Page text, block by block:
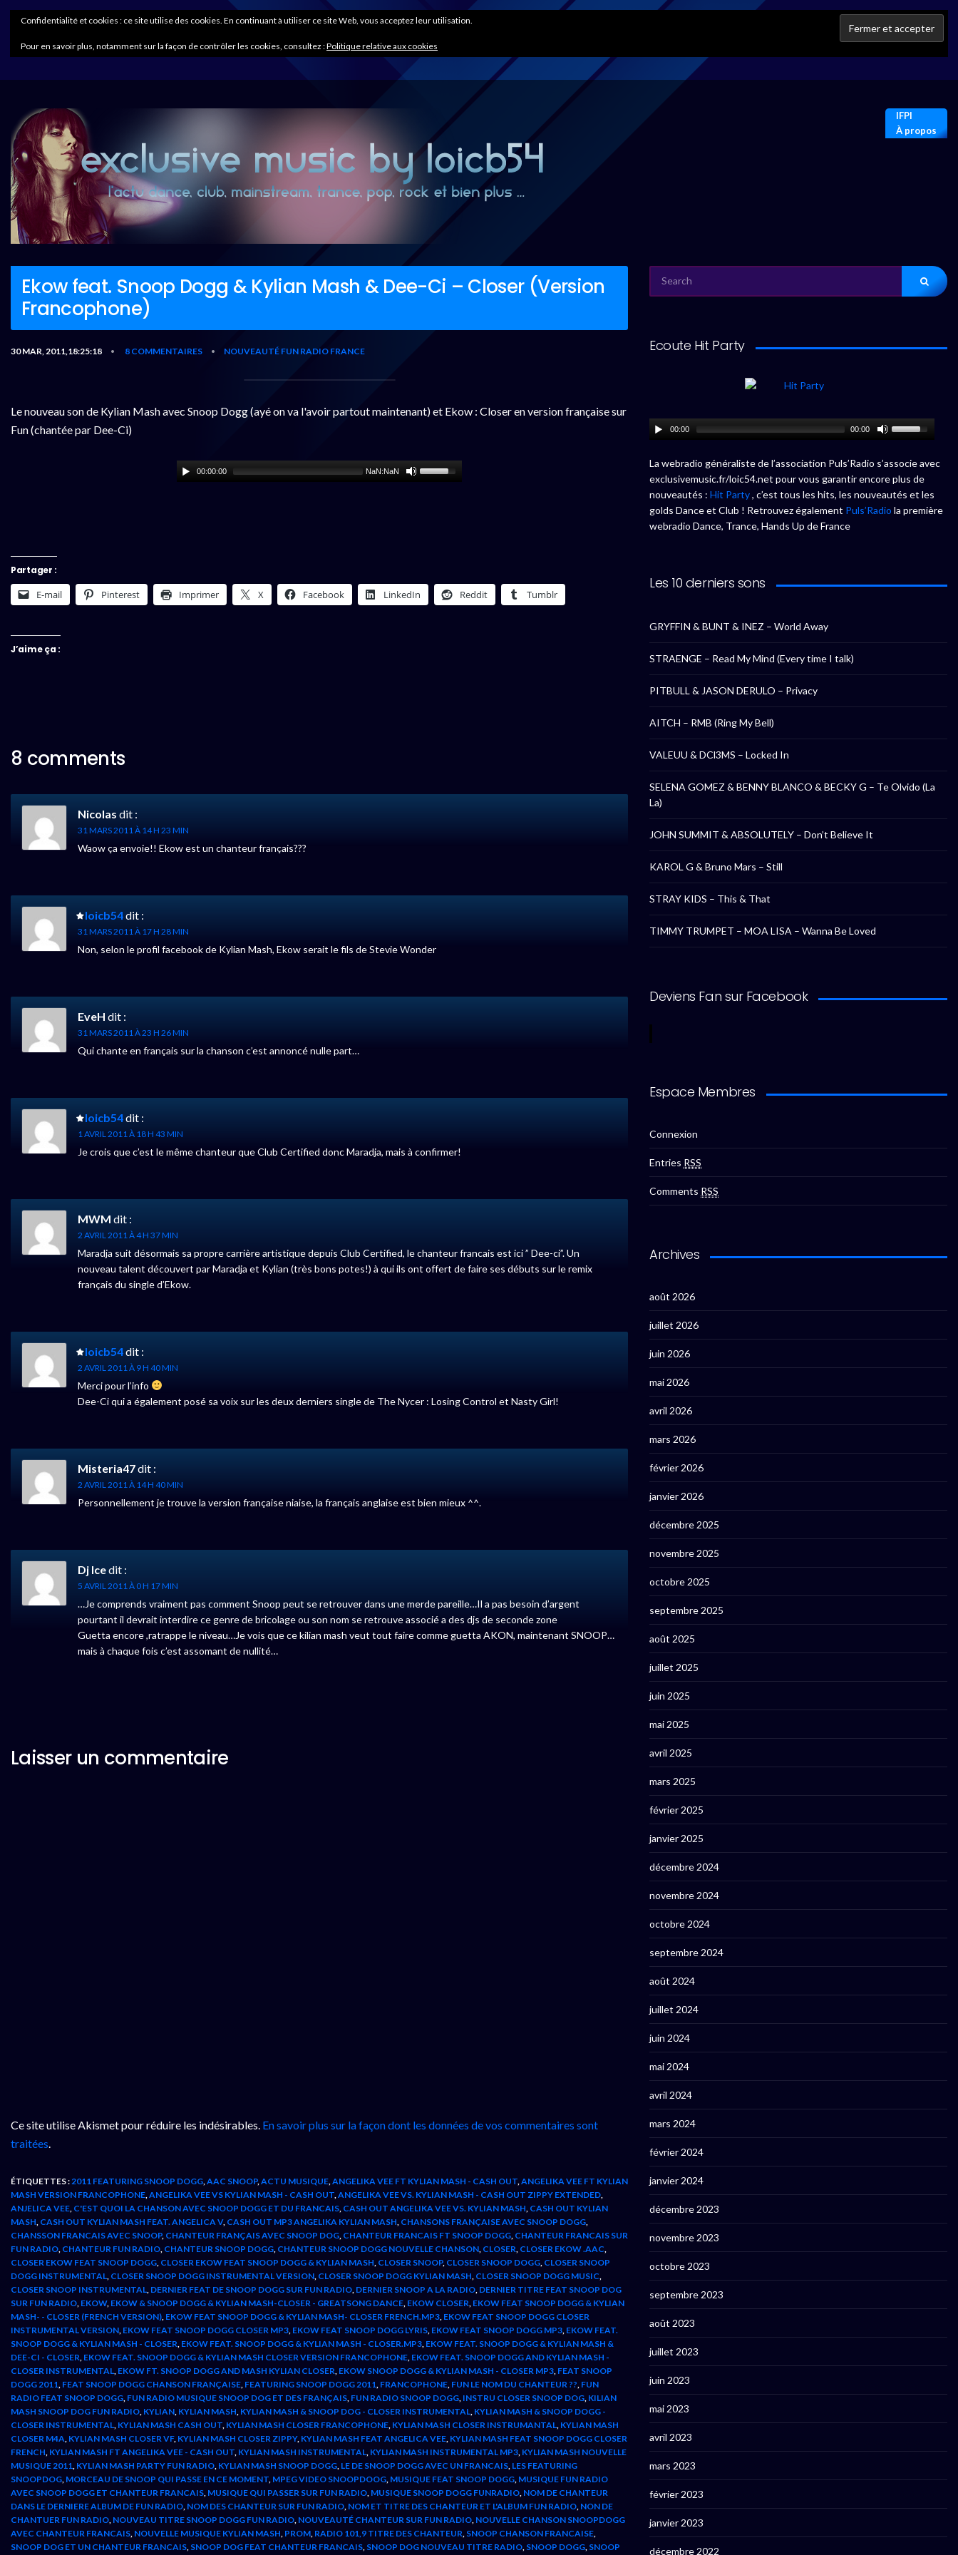
IFPI
À propos
Ekow feat. Snoop Dogg & Kylian Mash & Dee-Ci – Closer (Version
Francophone)
30 MAR, 2011,18:25:18 • 8 COMMENTAIRES • NOUVEAUTÉ FUN RADIO FRANCE
Le nouveau son de Kylian Mash avec Snoop Dogg (ayé on va l'avoir partout maintenant) et Ekow : Closer en version française sur
Fun (chantée par Dee-Ci)
00:00:00 NaN:NaN
Partager :
E-mail Pinterest Imprimer X Facebook LinkedIn Reddit Tumblr
J’aime ça :
8 comments
Nicolas dit :
31 MARS 2011 À 14 H 23 MIN
Waow ça envoie!! Ekow est un chanteur français???
loicb54dit :
31 MARS 2011 À 17 H 28 MIN
Non, selon le profil facebook de Kylian Mash, Ekow serait le fils de Stevie Wonder
EveH dit :
31 MARS 2011 À 23 H 26 MIN
Qui chante en français sur la chanson c’est annoncé nulle part…
loicb54dit :
1 AVRIL 2011 À 18 H 43 MIN
Je crois que c’est le même chanteur que Club Certified donc Maradja, mais à confirmer!
MWM dit :
2 AVRIL 2011 À 4 H 37 MIN
Maradja suit désormais sa propre carrière artistique depuis Club Certified, le chanteur francais est ici ” Dee-ci”. Un
nouveau talent découvert par Maradja et Kylian (très bons potes!) à qui ils ont offert de faire ses débuts sur le remix
français du single d’Ekow.
loicb54dit :
2 AVRIL 2011 À 9 H 40 MIN
Merci pour l’info
Dee-Ci qui a également posé sa voix sur les deux derniers single de The Nycer : Losing Control et Nasty Girl!
Misteria47dit :
2 AVRIL 2011 À 14 H 40 MIN
Personnellement je trouve la version française niaise, la français anglaise est bien mieux ^^.
Dj Icedit :
5 AVRIL 2011 À 0 H 17 MIN
…Je comprends vraiment pas comment Snoop peut se retrouver dans une merde pareille…Il a pas besoin d’argent
pourtant il devrait interdire ce genre de bricolage ou son nom se retrouve associé a des djs de seconde zone
Guetta encore ,ratrappe le niveau…Je vois que ce kilian mash veut tout faire comme guetta AKON, maintenant SNOOP…
mais à chaque fois c’est assomant de nullité…
Laisser un commentaire
Ce site utilise Akismet pour réduire les indésirables. En savoir plus sur la façon dont les données de vos commentaires sont
traitées.
ÉTIQUETTES :2011 FEATURING SNOOP DOGG,AAC SNOOP,ACTU MUSIQUE,ANGELIKA VEE FT KYLIAN MASH - CASH OUT,ANGELIKA VEE FT KYLIAN
MASH VERSION FRANCOPHONE,ANGELIKA VEE VS KYLIAN MASH - CASH OUT,ANGELIKA VEE VS. KYLIAN MASH - CASH OUT ZIPPY EXTENDED,
ANJELICA VEE, C'EST QUOI LA CHANSON AVEC SNOOP DOGG ET DU FRANCAIS, CASH OUT ANGELIKA VEE VS. KYLIAN MASH, CASH OUT KYLIAN
MASH, CASH OUT KYLIAN MASH FEAT. ANGELICA V, CASH OUT MP3 ANGELIKA KYLIAN MASH, CHANSONS FRANÇAISE AVEC SNOOP DOGG,
CHANSSON FRANCAIS AVEC SNOOP, CHANTEUR FRANÇAIS AVEC SNOOP DOG, CHANTEUR FRANCAIS FT SNOOP DOGG, CHANTEUR FRANCAIS SUR
FUN RADIO, CHANTEUR FUN RADIO, CHANTEUR SNOOP DOGG, CHANTEUR SNOOP DOGG NOUVELLE CHANSON, CLOSER, CLOSER EKOW .AAC,
CLOSER EKOW FEAT SNOOP DOGG, CLOSER EKOW FEAT SNOOP DOGG & KYLIAN MASH, CLOSER SNOOP, CLOSER SNOOP DOGG, CLOSER SNOOP
DOGG INSTRUMENTAL, CLOSER SNOOP DOGG INSTRUMENTAL VERSION, CLOSER SNOOP DOGG KYLIAN MASH, CLOSER SNOOP DOGG MUSIC,
CLOSER SNOOP INSTRUMENTAL, DERNIER FEAT DE SNOOP DOGG SUR FUN RADIO, DERNIER SNOOP A LA RADIO, DERNIER TITRE FEAT SNOOP DOG
SUR FUN RADIO, EKOW, EKOW & SNOOP DOGG & KYLIAN MASH-CLOSER - GREATSONG DANCE, EKOW CLOSER, EKOW FEAT SNOOP DOGG & KYLIAN
MASH- - CLOSER (FRENCH VERSION), EKOW FEAT SNOOP DOGG & KYLIAN MASH- CLOSER FRENCH.MP3, EKOW FEAT SNOOP DOGG CLOSER
INSTRUMENTAL VERSION, EKOW FEAT SNOOP DOGG CLOSER MP3, EKOW FEAT SNOOP DOGG LYRIS, EKOW FEAT SNOOP DOGG MP3, EKOW FEAT.
SNOOP DOGG & KYLIAN MASH - CLOSER, EKOW FEAT. SNOOP DOGG & KYLIAN MASH - CLOSER.MP3, EKOW FEAT. SNOOP DOGG & KYLIAN MASH &
DEE-CI - CLOSER, EKOW FEAT. SNOOP DOGG & KYLIAN MASH CLOSER VERSION FRANCOPHONE, EKOW FEAT. SNOOP DOGG AND KYLIAN MASH -
CLOSER INSTRUMENTAL, EKOW FT. SNOOP DOGG AND MASH KYLIAN CLOSER, EKOW SNOOP DOGG & KYLIAN MASH - CLOSER MP3, FEAT SNOOP
DOGG 2011, FEAT SNOOP DOGG CHANSON FRANÇAISE, FEATURING SNOOP DOGG 2011, FRANCOPHONE, FUN LE NOM DU CHANTEUR ??, FUN
RADIO FEAT SNOOP DOGG, FUN RADIO MUSIQUE SNOOP DOG ET DES FRANÇAIS, FUN RADIO SNOOP DOGG, INSTRU CLOSER SNOOP DOG, KILIAN
MASH SNOOP DOG FUN RADIO, KYLIAN, KYLIAN MASH, KYLIAN MASH & SNOOP DOG - CLOSER INSTRUMENTAL, KYLIAN MASH & SNOOP DOGG -
CLOSER INSTRUMENTAL, KYLIAN MASH CASH OUT, KYLIAN MASH CLOSER FRANCOPHONE, KYLIAN MASH CLOSER INSTRUMANTAL, KYLIAN MASH
CLOSER M4A, KYLIAN MASH CLOSER VF, KYLIAN MASH CLOSER ZIPPY, KYLIAN MASH FEAT ANGELICA VEE, KYLIAN MASH FEAT SNOOP DOGG CLOSER
FRENCH, KYLIAN MASH FT ANGELIKA VEE - CASH OUT, KYLIAN MASH INSTRUMENTAL, KYLIAN MASH INSTRUMENTAL MP3, KYLIAN MASH NOUVELLE
MUSIQUE 2011, KYLIAN MASH PARTY FUN RADIO, KYLIAN MASH SNOOP DOGG, LE DE SNOOP DOGG AVEC UN FRANCAIS, LES FEATURING
SNOOPDOG, MORCEAU DE SNOOP QUI PASSE EN CE MOMENT, MPEG VIDEO SNOOPDOOG, MUSIQUE FEAT SNOOP DOGG, MUSIQUE FUN RADIO
AVEC SNOOP DOGG ET CHANTEUR FRANCAIS, MUSIQUE QUI PASSER SUR FUN RADIO, MUSIQUE SNOOP DOGG FUNRADIO, NOM DE CHANTEUR
DANS LE DERNIERE ALBUM DE FUN RADIO, NOM DES CHANTEUR SUR FUN RADIO, NOM ET TITRE DES CHANTEUR ET L'ALBUM FUN RADIO, NON DE
CHANTUER FUN RADIO, NOUVEAU TITRE SNOOP DOGG FUN RADIO, NOUVEAUTÉ CHANTEUR SUR FUN RADIO, NOUVELLE CHANSON SNOOPDOGG
AVEC CHANTEUR FRANCAIS, NOUVELLE MUSIQUE KYLIAN MASH, PROM, RADIO 101,9 TITRE DES CHANTEUR, SNOOP CHANSON FRANCAISE,
SNOOP DOG ET UN CHANTEUR FRANCAIS, SNOOP DOG FEAT CHANTEUR FRANCAIS, SNOOP DOG NOUVEAU TITRE RADIO, SNOOP DOGG, SNOOP
FOR:
Ecoute Hit Party
00:00 00:00
La webradio généraliste de l’association Puls’Radio s’associe avec
exclusivemusic.fr/loic54.net pour vous garantir encore plus de
nouveautés : Hit Party, c’est tous les hits, les nouveautés et les
golds Dance et Club ! Retrouvez également Puls’Radio la première
webradio Dance, Trance, Hands Up de France
Les 10 derniers sons
GRYFFIN & BUNT & INEZ – World Away
STRAENGE – Read My Mind (Every time I talk)
PITBULL & JASON DERULO – Privacy
AITCH – RMB (Ring My Bell)
VALEUU & DCl3MS – Locked In
SELENA GOMEZ & BENNY BLANCO & BECKY G – Te Olvido (La
La)
JOHN SUMMIT & ABSOLUTELY – Don’t Believe It
KAROL G & Bruno Mars – Still
STRAY KIDS – This & That
TIMMY TRUMPET – MOA LISA – Wanna Be Loved
Deviens Fan sur Facebook
Espace Membres
Connexion
Entries RSS
Comments RSS
Archives
août 2026
juillet 2026
juin 2026
mai 2026
avril 2026
mars 2026
février 2026
janvier 2026
décembre 2025
novembre 2025
octobre 2025
septembre 2025
août 2025
juillet 2025
juin 2025
mai 2025
avril 2025
mars 2025
février 2025
janvier 2025
décembre 2024
novembre 2024
octobre 2024
septembre 2024
août 2024
juillet 2024
juin 2024
mai 2024
avril 2024
mars 2024
février 2024
janvier 2024
décembre 2023
novembre 2023
octobre 2023
septembre 2023
août 2023
juillet 2023
juin 2023
mai 2023
avril 2023
mars 2023
février 2023
janvier 2023
décembre 2022
Confidentialité et cookies : ce site utilise des cookies. En continuant à utiliser ce site Web, vous acceptez leur utilisation.
Pour en savoir plus, notamment sur la façon de contrôler les cookies, consultez :Politique relative aux cookies